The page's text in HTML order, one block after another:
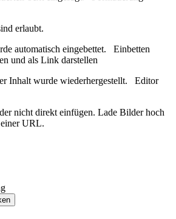
erlaubt.
automatisch eingebettet. Einbetten
und als Link darstellen
Inhalt wurde wiederhergestellt. Editor
nicht direkt einfügen. Lade Bilder hoch
URL.